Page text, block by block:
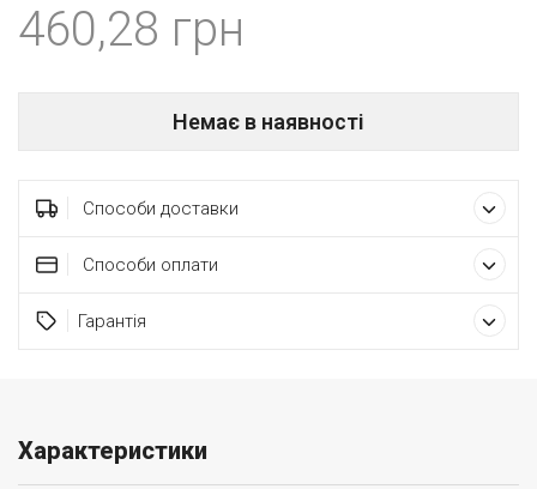
460,28
Немає в наявності
Способи доставки
Способи оплати
Гарантія
Характеристики